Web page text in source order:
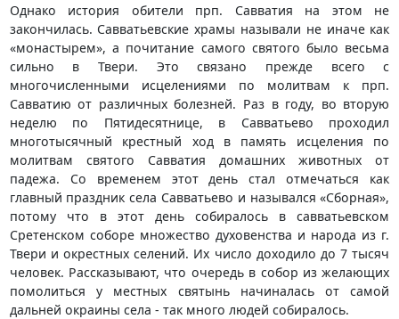
Однако история обители прп. Савватия на этом не
закончилась. Савватьевские храмы называли не иначе как
«монастырем», а почитание самого святого было весьма
сильно в Твери. Это связано прежде всего с
многочисленными исцелениями по молитвам к прп.
Савватию от различных болезней. Раз в году, во вторую
неделю по Пятидесятнице, в Савватьево проходил
многотысячный крестный ход в память исцеления по
молитвам святого Савватия домашних животных от
падежа. Со временем этот день стал отмечаться как
главный праздник села Савватьево и назывался «Сборная»,
потому что в этот день собиралось в савватьевском
Сретенском соборе множество духовенства и народа из г.
Твери и окрестных селений. Их число доходило до 7 тысяч
человек. Рассказывают, что очередь в собор из желающих
помолиться у местных святынь начиналась от самой
дальней окраины села - так много людей собиралось.